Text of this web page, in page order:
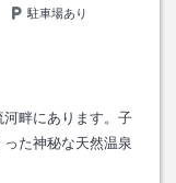
駐車場あり
畔にあります。子
た神秘な天然温泉